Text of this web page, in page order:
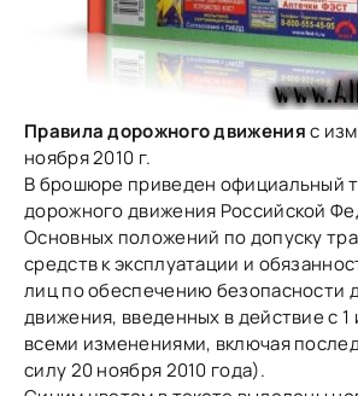
Правила дорожного движенияс
ноября 2010 г.
В брошюре приведен официальный
дорожного движения Российской
Основных положений по допуску
средств к эксплуатации и
лиц по обеспечению безопасности
движения, введенных в действие с 1
всеми изменениями, включая
силу 20 ноября 2010 года).